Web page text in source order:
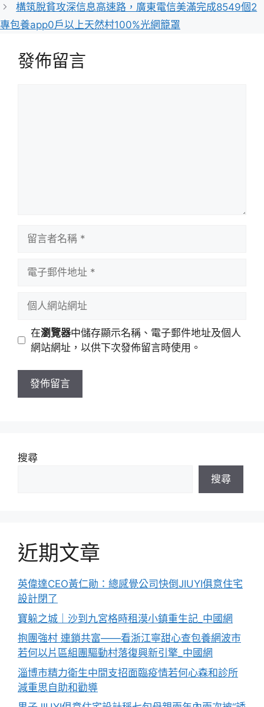
構筑脫貧攻深信息高速路，廣東電信美滿完成8549個2
專包養app0戶以上天然村100%光網籠罩
發佈留言
址
站
址
在瀏覽器中儲存顯示名稱、電子郵件地址及個人
網站網址，以供下次發佈留言時使用。
搜尋
搜尋
近期文章
英偉達CEO黃仁勛：總感覺公司快倒JIUYI俱意住宅
設計閉了
寶躲之城｜沙到九宮格時租漠小鎮重生記_中國網
抱團強村 連鎖共富——看浙江寧甜心查包養網波市
若何以片區組團驅動村落復興新引擎_中國網
淄博市精力衛生中間支招面臨疫情若何心森和診所
減重思自助和勸導